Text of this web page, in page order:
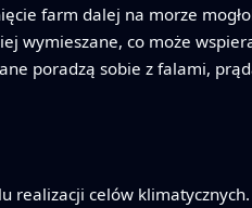
farm dalej na morze
wymieszane, co może
poradzą sobie z falami,
realizacji celów